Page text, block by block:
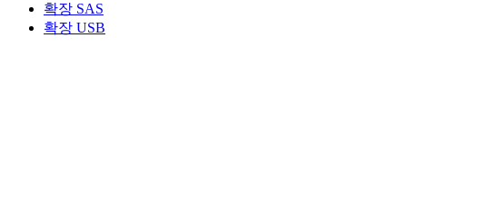
확장 SAS
확장 USB